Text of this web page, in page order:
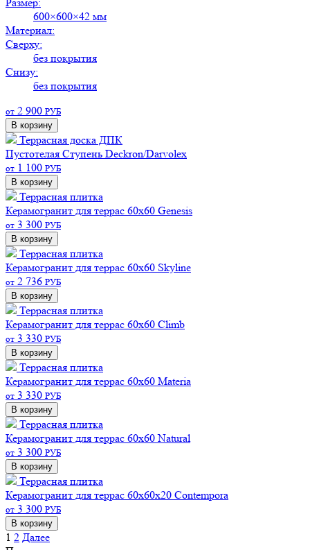
600×600×42 мм
Материал:
Сверху:
без покрытия
Снизу:
без покрытия
от 2 900 РУБ
В корзину
Террасная доска ДПК
Пустотелая Ступень Deckron/Darvolex
от 1 100 РУБ
В корзину
Террасная плитка
Керамогранит для террас 60х60 Genesis
от 3 300 РУБ
В корзину
Террасная плитка
Керамогранит для террас 60х60 Skyline
от 2 736 РУБ
В корзину
Террасная плитка
Керамогранит для террас 60х60 Climb
от 3 330 РУБ
В корзину
Террасная плитка
Керамогранит для террас 60х60 Materia
от 3 330 РУБ
В корзину
Террасная плитка
Керамогранит для террас 60х60 Natural
от 3 300 РУБ
В корзину
Террасная плитка
Керамогранит для террас 60х60х20 Contempora
от 3 300 РУБ
В корзину
1 2 Далее